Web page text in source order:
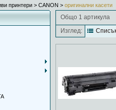
принтери > CANON > оригинални касети
Общо 1 артикула
Изглед: